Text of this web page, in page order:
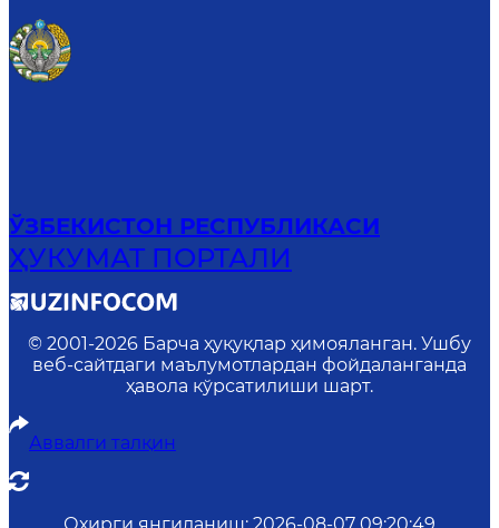
ЎЗБЕКИСТОН РЕСПУБЛИКАСИ
ҲУКУМАТ ПОРТАЛИ
© 2001-2026 Барча ҳуқуқлар ҳимояланган. Ушбу
веб-сайтдаги маълумотлардан фойдаланганда
ҳавола кўрсатилиши шарт.
Аввалги талқин